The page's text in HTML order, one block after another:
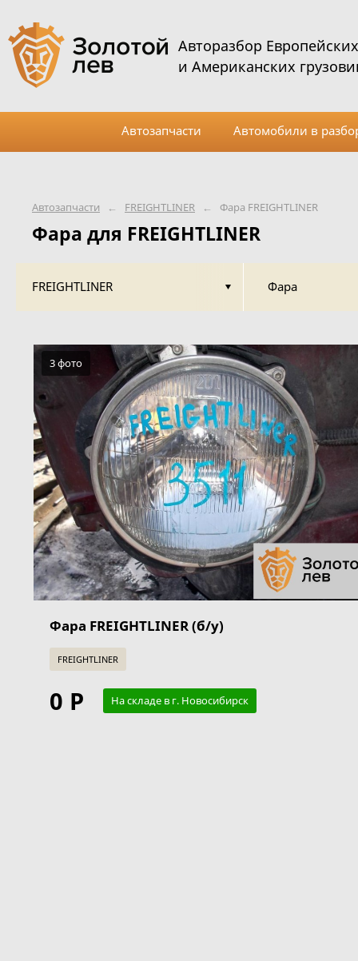
Автозапчасти ← FREIGHTLINER ← Фара FREIGHTLINER
Фара для FREIGHTLINER
FREIGHTLINER Фара
3 фото
Фара FREIGHTLINER (б/у)
FREIGHTLINER
0 Р На складе в г. Новосибирск
Авторазбор Европейских
и Американских
Автозапчасти Автомобили в